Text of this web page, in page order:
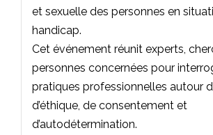
et sexuelle des personnes en
handicap.
Cet événement réunit experts,
personnes concernées pour
pratiques professionnelles autour
d’éthique, de consentement et
d’autodétermination.